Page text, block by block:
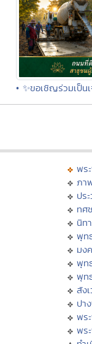
• ✨ขอเชิญร่วมเป็
พร
ภา
ปร
ทศ
นิท
พุท
มง
พุท
พุท
สัง
ปา
พร
พร